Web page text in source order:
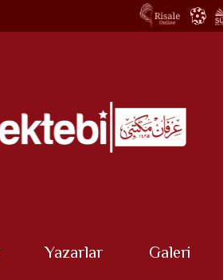
Yazarlar Galeri